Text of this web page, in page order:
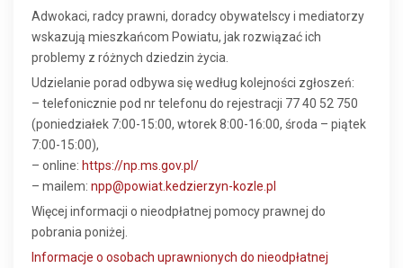
Adwokaci, radcy prawni, doradcy obywatelscy i mediatorzy
wskazują mieszkańcom Powiatu, jak rozwiązać ich
problemy z różnych dziedzin życia.
Udzielanie porad odbywa się według kolejności zgłoszeń:
– telefonicznie pod nr telefonu do rejestracji 77 40 52 750
(poniedziałek 7:00-15:00, wtorek 8:00-16:00, środa – piątek
7:00-15:00),
– online: https://np.ms.gov.pl/
– mailem: npp@powiat.kedzierzyn-kozle.pl
Więcej informacji o nieodpłatnej pomocy prawnej do
pobrania poniżej.
Informacje o osobach uprawnionych do nieodpłatnej